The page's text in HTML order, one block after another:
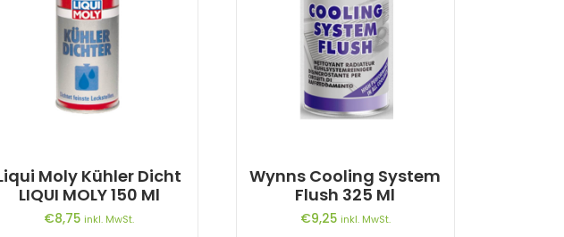
Moly Kühler Dicht
LIQUI MOLY 150 Ml
€8,75 inkl. MwSt.
Wynns Cooling System
Flush 325 Ml
€9,25 inkl. MwSt.